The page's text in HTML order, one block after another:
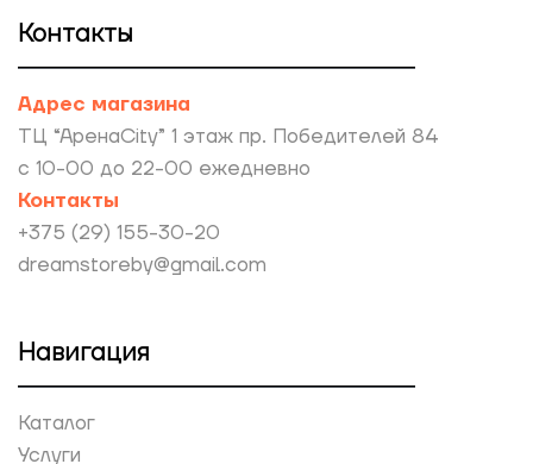
Контакты
Адрес магазина
ТЦ “АренаCity” 1 этаж пр. Победителей 84
с 10-00 до 22-00 ежедневно
Контакты
+375 (29) 155-30-20
dreamstoreby@gmail.com
Навигация
Каталог
Услуги